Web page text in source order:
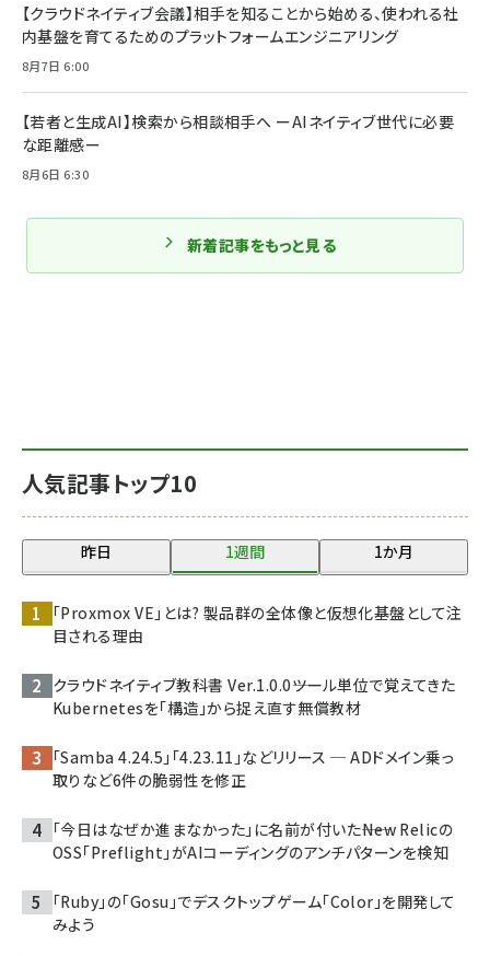
人気記事トップ10
昨日 1週間 1か月
「Proxmox VE」とは? 製品群の全体像と仮想化基盤として注
目される理由
クラウドネイティブ教科書 Ver.1.0.0――ツール単位で覚えてきた
Kubernetesを「構造」から捉え直す無償教材
「Samba 4.24.5」「4.23.11」などリリース ─ ADドメイン乗っ
取りなど6件の脆弱性を修正
「今日はなぜか進まなかった」に名前が付いた――New Relicの
OSS「Preflight」がAIコーディングのアンチパターンを検知
「Ruby」の「Gosu」でデスクトップゲーム「Color」を開発して
みよう
【クラウドネイティブ会議】相手を知ることから始める、使われる社
内基盤を育てるためのプラットフォームエンジニアリング
8月7日 6:00
【若者と生成AI】検索から相談相手へ ーAIネイティブ世代に必要
な距離感ー
8月6日 6:30
新着記事をもっと見る